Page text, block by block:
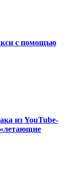
с помощью
из YouTube-